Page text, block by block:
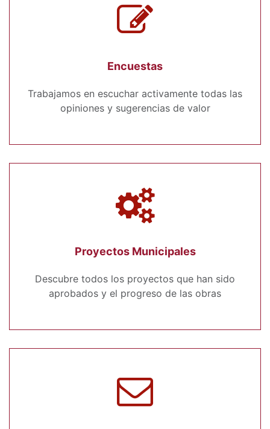
Encuestas
Trabajamos en escuchar activamente todas las
opiniones y sugerencias de valor
Proyectos Municipales
Descubre todos los proyectos que han sido
aprobados y el progreso de las obras